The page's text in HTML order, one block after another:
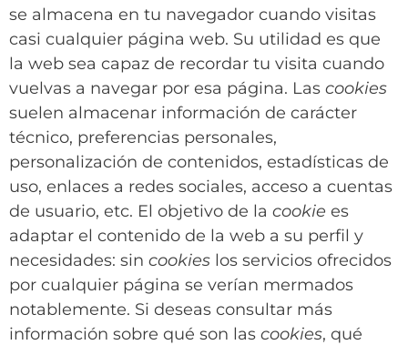
se almacena en tu navegador cuando visitas
casi cualquier página web. Su utilidad es que
la web sea capaz de recordar tu visita cuando
vuelvas a navegar por esa página. Las cookies
suelen almacenar información de carácter
técnico, preferencias personales,
personalización de contenidos, estadísticas de
uso, enlaces a redes sociales, acceso a cuentas
de usuario, etc. El objetivo de la cookie es
adaptar el contenido de la web a su perfil y
necesidades: sin cookies los servicios ofrecidos
por cualquier página se verían mermados
notablemente. Si deseas consultar más
información sobre qué son las cookies, qué